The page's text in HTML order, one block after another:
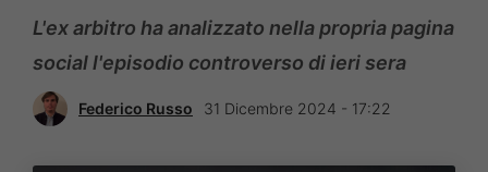
L'ex arbitro ha analizzato nella propria pagina
social l'episodio controverso di ieri sera
Federico Russo 31 Dicembre 2024 - 17:22